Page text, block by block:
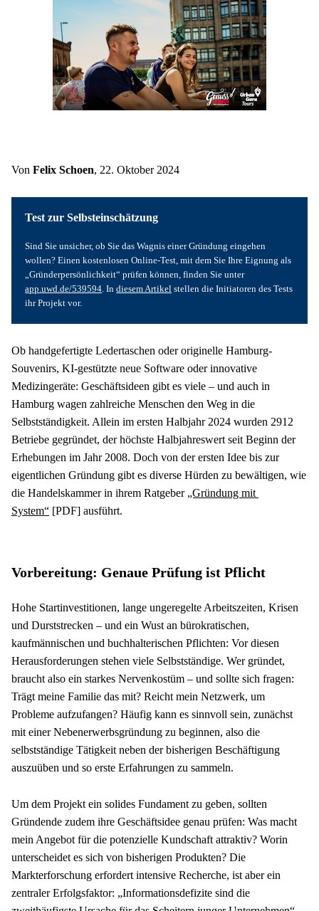
Von Felix Schoen, 22. Oktober 2024
Test zur Selbsteinschätzung
Sind Sie unsicher, ob Sie das Wagnis einer Gründung eingehen
wollen? Einen kostenlosen Online-Test, mit dem Sie Ihre Eignung als
„Gründerpersönlichkeit“ prüfen können, finden Sie unter
app.uwd.de/539594 . In diesem Artikel stellen die Initiatoren des Tests
ihr Projekt vor.
Ob handgefertigte Ledertaschen oder originelle Hamburg-
Souvenirs, KI-gestützte neue Software oder innovative
Medizingeräte: Geschäftsideen gibt es viele – und auch in
Hamburg wagen zahlreiche Menschen den Weg in die
Selbstständigkeit. Allein im ersten Halbjahr 2024 wurden 2912
Betriebe gegründet, der höchste Halbjahreswert seit Beginn der
Erhebungen im Jahr 2008. Doch von der ersten Idee bis zur
eigentlichen Gründung gibt es diverse Hürden zu bewältigen, wie
die Handelskammer in ihrem Ratgeber „Gründung mit
System“ [PDF] ausführt.
Vorbereitung: Genaue Prüfung ist Pflicht
Hohe Startinvestitionen, lange ungeregelte Arbeitszeiten, Krisen
und Durststrecken – und ein Wust an bürokratischen,
kaufmännischen und buchhalterischen Pflichten: Vor diesen
Herausforderungen stehen viele Selbstständige. Wer gründet,
braucht also ein starkes Nervenkostüm – und sollte sich fragen:
Trägt meine Familie das mit? Reicht mein Netzwerk, um
Probleme aufzufangen? Häufig kann es sinnvoll sein, zunächst
mit einer Nebenerwerbsgründung zu beginnen, also die
selbstständige Tätigkeit neben der bisherigen Beschäftigung
auszuüben und so erste Erfahrungen zu sammeln.
Um dem Projekt ein solides Fundament zu geben, sollten
Gründende zudem ihre Geschäftsidee genau prüfen: Was macht
mein Angebot für die potenzielle Kundschaft attraktiv? Worin
unterscheidet es sich von bisherigen Produkten? Die
Markterforschung erfordert intensive Recherche, ist aber ein
zentraler Erfolgsfaktor: „Informationsdefizite sind die